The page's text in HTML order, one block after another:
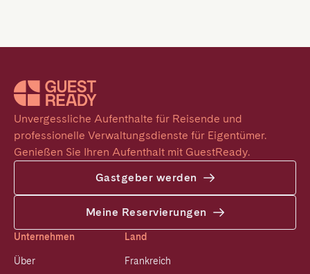
Unvergessliche Aufenthalte für Reisende und
professionelle Verwaltungsdienste für Eigentümer.
Genießen Sie Ihren Aufenthalt mit GuestReady.
Gastgeber werden
Meine Reservierungen
Unternehmen
Über
Land
Frankreich